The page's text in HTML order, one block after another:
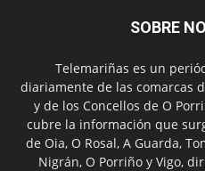
SOBRE
Telemariñas es un
diariamente de las comarcas
y de los Concellos de O
cubre la información que
de Oia, O Rosal, A Guarda,
Nigrán, O Porriño y Vigo,